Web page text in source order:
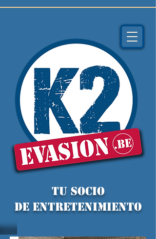
TU socio
de ENTRETENIMIENTO